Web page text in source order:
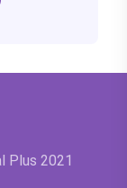
Plus 2021